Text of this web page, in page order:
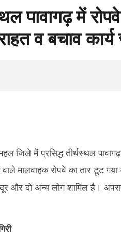
पावागढ़ में
व बचाव कार्य
जिले में प्रसिद्ध तीर्थस्थल
मालवाहक रोपवे का तार टूट गया
और दो अन्य लोग शामिल है।